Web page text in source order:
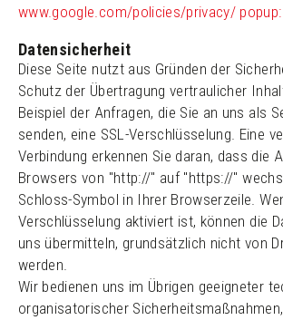
www.google.com/policies/privacy/
Datensicherheit
Diese Seite nutzt aus Gründen der
Schutz der Übertragung vertraulicher
Beispiel der Anfragen, die Sie an uns als
senden, eine SSL-Verschlüsselung. Eine
Verbindung erkennen Sie daran, dass die
Browsers von "http://" auf "https://"
Schloss-Symbol in Ihrer Browserzeile.
Verschlüsselung aktiviert ist, können die
uns übermitteln, grundsätzlich nicht von
werden.
Wir bedienen uns im Übrigen geeigneter
organisatorischer